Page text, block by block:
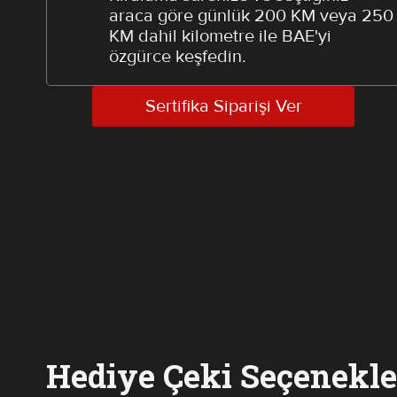
araca göre günlük 200 KM veya 250
KM dahil kilometre ile BAE'yi
özgürce keşfedin.
Sertifika Siparişi Ver
Hediye Çeki